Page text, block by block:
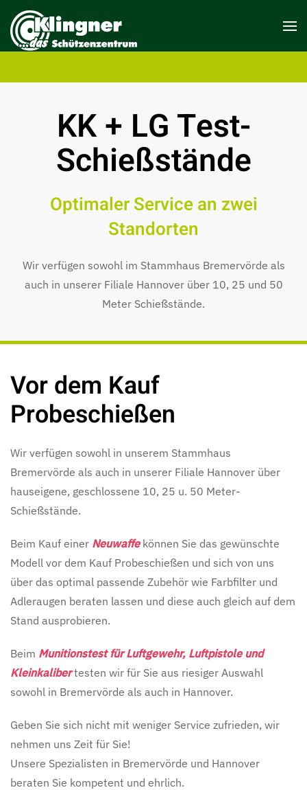
KK + LG Test-
Schießstände
Optimaler Service an zwei
Standorten
Wir verfügen sowohl im Stammhaus Bremervörde als
auch in unserer Filiale Hannover über 10, 25 und 50
Meter Schießstände.
Vor dem Kauf
Probeschießen
Wir verfügen sowohl in unserem Stammhaus
Bremervörde als auch in unserer Filiale Hannover über
hauseigene, geschlossene 10, 25 u. 50 Meter-
Schießstände.
Beim Kauf einer Neuwaffekönnen Sie das gewünschte
Modell vor dem Kauf Probeschießen und sich von uns
über das optimal passende Zubehör wie Farbfilter und
Adleraugen beraten lassen und diese auch gleich auf dem
Stand ausprobieren.
Beim Munitionstest für Luftgewehr, Luftpistole und
Kleinkalibertesten wir für Sie aus riesiger Auswahl
sowohl in Bremervörde als auch in Hannover.
Geben Sie sich nicht mit weniger Service zufrieden, wir
nehmen uns Zeit für Sie!
Unsere Spezialisten in Bremervörde und Hannover
beraten Sie kompetent und ehrlich.